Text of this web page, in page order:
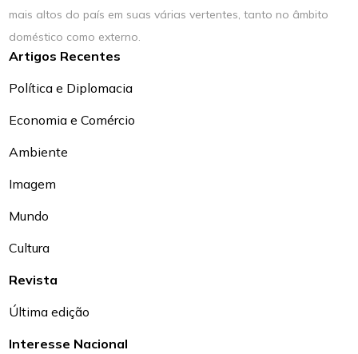
mais altos do país em suas várias vertentes, tanto no âmbito
doméstico como externo.
Artigos Recentes
Política e Diplomacia
Economia e Comércio
Ambiente
Imagem
Mundo
Cultura
Revista
Última edição
Interesse Nacional